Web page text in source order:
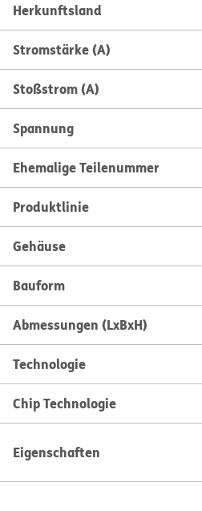
Herkunftsland
Stromstärke (A)
Stoßstrom (A)
Spannung
Ehemalige Teilenummer
Produktlinie
Gehäuse
Bauform
Abmessungen (LxBxH)
Technologie
Chip Technologie
Eigenschaften